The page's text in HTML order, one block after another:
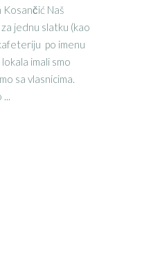
Kosančić Naš
jednu slatku (kao
po imenu
imali smo
sa vlasnicima.